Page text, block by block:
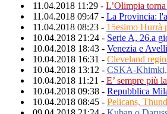
11.04.2018 11:29 - L’Olimpia
11.04.2018 09:47 - La Provincia:
11.04.2018 08:23 - 15esimo Hurrà
10.04.2018 21:24 - Serie A, 26.a
10.04.2018 18:43 - Venezia e
10.04.2018 16:31 - Cleveland
10.04.2018 13:12 - CSKA-Khimki,
10.04.2018 11:21 - E’ sempre più
10.04.2018 09:38 - Repubblica
10.04.2018 08:45 - Pelicans,